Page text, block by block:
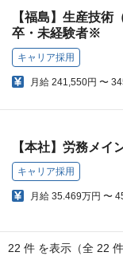
【福島】生産技
卒・未経験者※
キャリア採用
月給 241,550円 〜
【本社】労務メイ
キャリア採用
月給 35.469万円 〜
22 件 を表示（全 22 件